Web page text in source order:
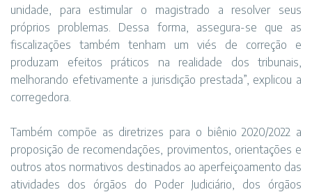
unidade, para estimular o magistrado a resolver seus
próprios problemas. Dessa forma, assegura-se que as
fiscalizações também tenham um viés de correção e
produzam efeitos práticos na realidade dos tribunais,
melhorando efetivamente a jurisdição prestada”, explicou a
corregedora.
Também compõe as diretrizes para o biênio 2020/2022 a
proposição de recomendações, provimentos, orientações e
outros atos normativos destinados ao aperfeiçoamento das
atividades dos órgãos do Poder Judiciário, dos órgãos